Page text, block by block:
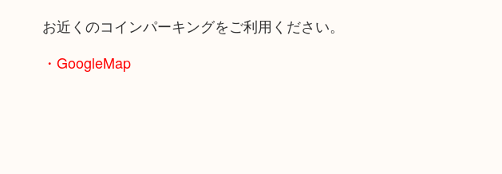
お近くのコインパーキングをご利用ください。
・GoogleMap